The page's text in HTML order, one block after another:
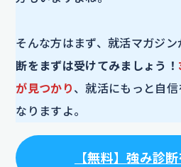
そんな方はまず、就活マガジ
断をまずは受けてみましょう！
が見つかり 、就活にもっと自
なりますよ。
【無料】強み診